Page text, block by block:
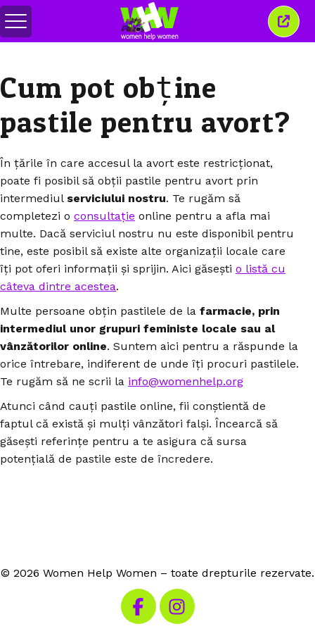
Comută
meniul
Cum pot obține
pastile pentru avort?
În țările în care accesul la avort este restricționat,
poate fi posibil să obții pastile pentru avort prin
intermediul serviciului nostru. Te rugăm să
completezi o consultație online pentru a afla mai
multe. Dacă serviciul nostru nu este disponibil pentru
tine, este posibil să existe alte organizații locale care
îți pot oferi informații și sprijin. Aici găsești o listă cu
câteva dintre acestea.
Multe persoane obțin pastilele de la farmacie, prin
intermediul unor grupuri feministe locale sau al
vânzătorilor online. Suntem aici pentru a răspunde la
orice întrebare, indiferent de unde îți procuri pastilele.
Te rugăm să ne scrii la info@womenhelp.org
Atunci când cauți pastile online, fii conștientă de
faptul că există și mulți vânzători falși. Încearcă să
găsești referințe pentru a te asigura că sursa
potențială de pastile este de încredere.
© 2026 Women Help Women – toate drepturile rezervate.
Vizitează Facebook-ul nostru
Vizitează Instagram-ul